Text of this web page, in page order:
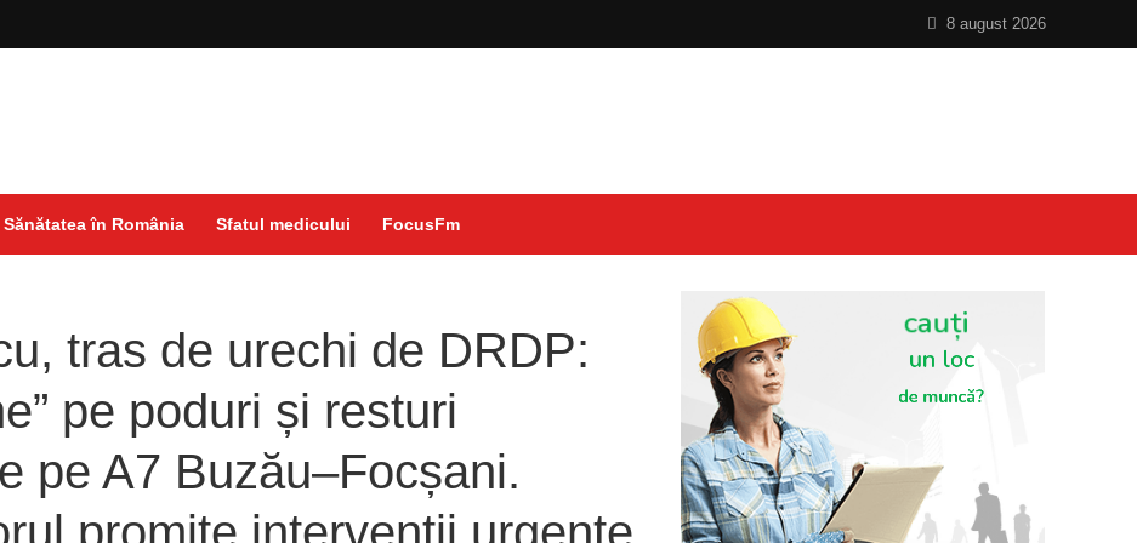
8 august 2026
Sănătatea în România Sfatul medicului FocusFm
tras de urechi de DRDP:
pe poduri și resturi
pe A7 Buzău–Focșani.
promite intervenții urgente